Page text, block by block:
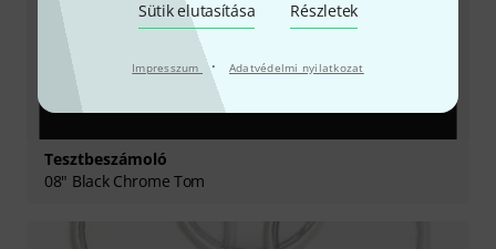
Sütik elutasítása Részletek
Impresszum · Adatvédelmi nyilatkozat
Tesztbeszámoló
08" Black Chrome Tom